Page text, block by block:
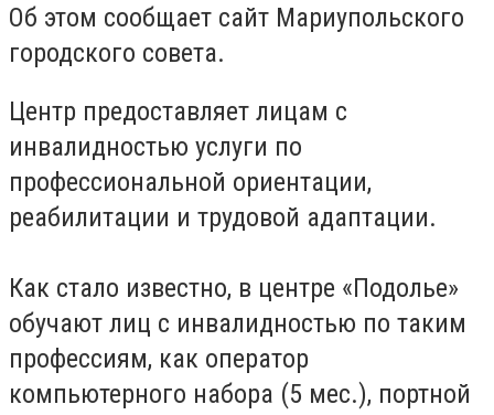
Об этом сообщает сайт Мариупольского
городского совета.
Центр предоставляет лицам с
инвалидностью услуги по
профессиональной ориентации,
реабилитации и трудовой адаптации.
Как стало известно, в центре «Подолье»
обучают лиц с инвалидностью по таким
профессиям, как оператор
компьютерного набора (5 мес.), портной